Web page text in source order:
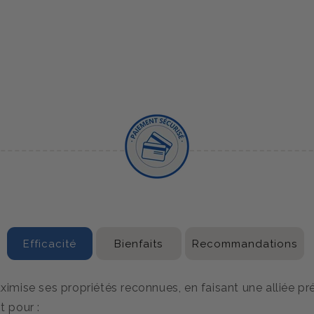
Efficacité Bienfaits Recommandations
ses propriétés reconnues, en faisant une alliée
pour :